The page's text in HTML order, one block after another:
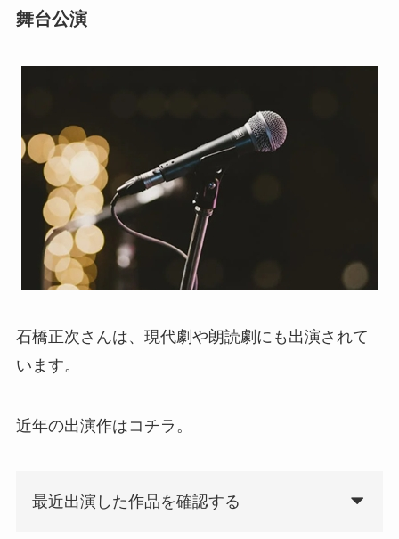
舞台公演
石橋正次さんは、現代劇や朗読劇にも出演されて
います。
近年の出演作はコチラ。
最近出演した作品を確認する